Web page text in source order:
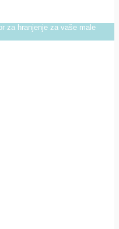
za hranjenje za vaše male